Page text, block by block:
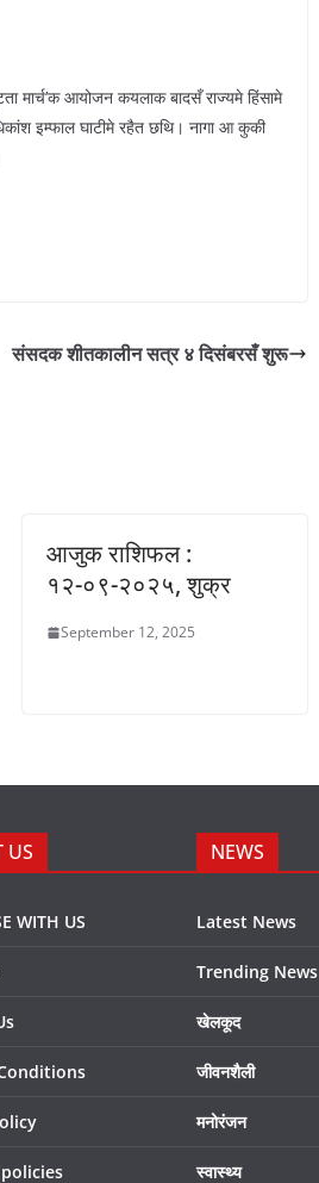
मार्च’क आयोजन कयलाक बादसँ राज्यमे हिंसामे
इम्फाल घाटीमे रहैत छथि। नागा आ कुकी
संसदक शीतकालीन सत्र ४ दिसंबरसँ शुरू
आजुक राशिफल :
१२-०९-२०२५, शुक्र
September 12, 2025
US
WITH US
NEWS
Latest News
Trending News
खेलकूद
जीवनशैली
मनोरंजन
स्वास्थ्य